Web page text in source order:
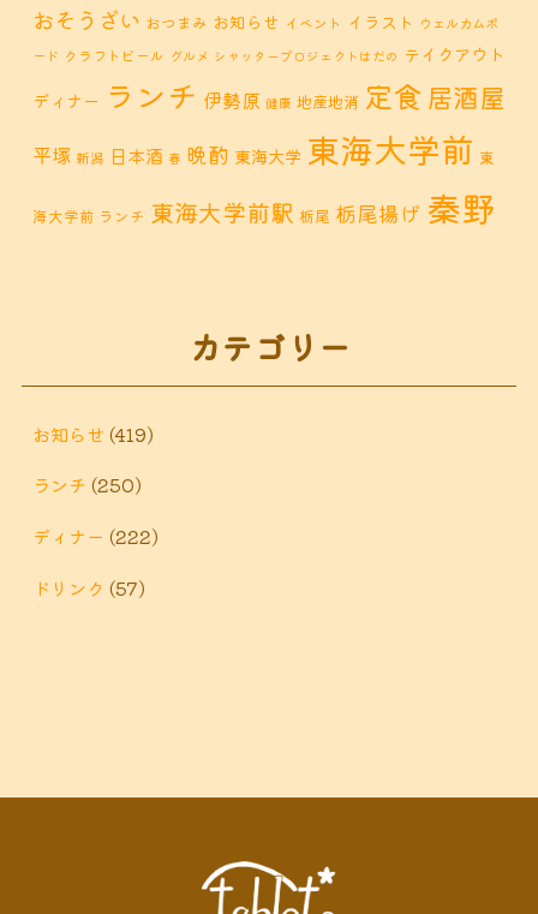
おそうざい おつまみ お知らせ イベント イラスト ウェルカムボ
ード クラフトビール グルメ シャッタープロジェクトはだの テイクアウト
ディナー ランチ 伊勢原 健康 地産地消 定食 居酒屋
平塚 新潟 日本酒 春 晩酌 東海大学 東海大学前 東
海大学前 ランチ 東海大学前駅 栃尾 栃尾揚げ 秦野
鶴巻 カフェ
ィナー鶴巻 ランチ
泉鶴巻温泉駅
カテゴリー
お知らせ (419)
ランチ (250)
ディナー (222)
ドリンク (57)